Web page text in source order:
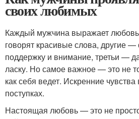
своих любимых
Каждый мужчина выражает
говорят красивые слова, другие
поддержку и внимание, третьи —
ласку. Но самое важное — это не
как себя ведет. Искренние
поступках.
Настоящая любовь — это не